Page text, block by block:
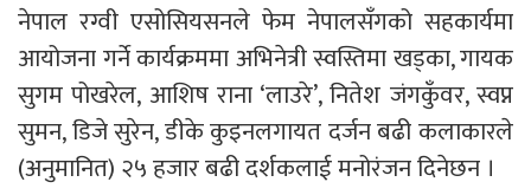
नेपाल रग्वी एसोसियसनले फेम नेपालसँगको सहकार्यमा
आयोजना गर्ने कार्यक्रममा अभिनेत्री स्वस्तिमा खड्का, गायक
सुगम पोखरेल, आशिष राना ‘लाउरे’, नितेश जंगकुँवर, स्वप्न
सुमन, डिजे सुरेन, डीके कुइनलगायत दर्जन बढी कलाकारले
(अनुमानित) २५ हजार बढी दर्शकलाई मनोरंजन दिनेछन ।